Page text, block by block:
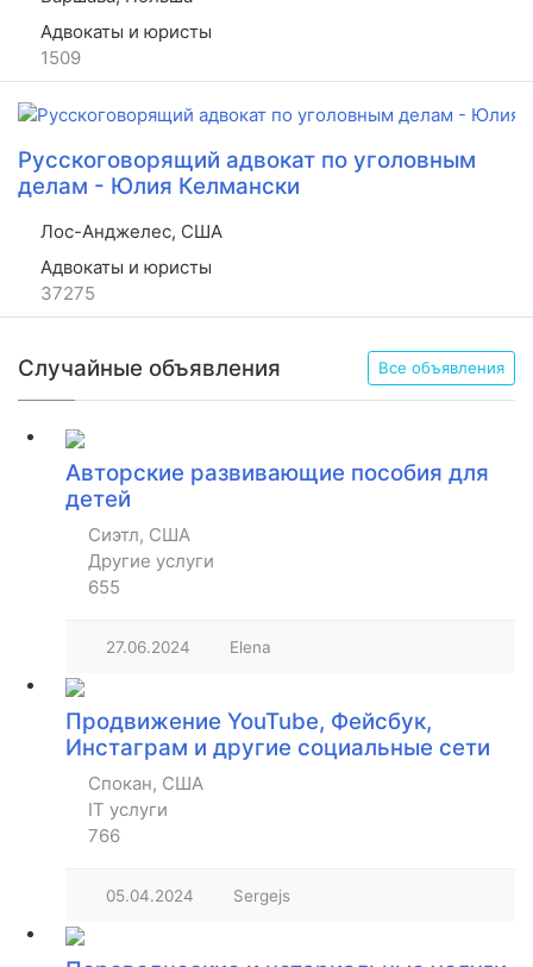
Адвокаты и юристы
1509
Русскоговорящий адвокат по уголовным
делам - Юлия Келмански
Лос-Анджелес, США
Адвокаты и юристы
37275
Случайные объявления Все объявления
Авторские развивающие пособия для
детей
Сиэтл, США
Другие услуги
655
27.06.2024 Elena
Продвижение YouTube, Фейсбук,
Инстаграм и другие социальные сети
Спокан, США
IT услуги
766
05.04.2024 Sergejs